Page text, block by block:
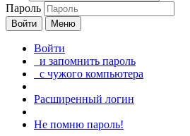
Пароль
Войти Меню
Войти
и запомнить пароль
с чужого компьютера
Расширенный логин
Не помню пароль!